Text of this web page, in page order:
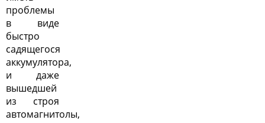
проблемы
в виде
быстро
садящегося
аккумулятора,
и даже
вышедшей
из строя
автомагнитолы,